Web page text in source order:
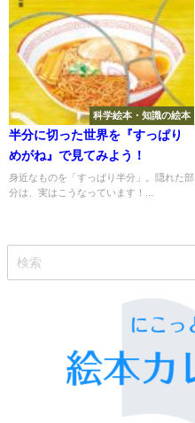
科学絵本・知識の絵本
半分に切った世界を『すっぱり
めがね』で見てみよう！
身近なものを「すっぱり半分」。隠れた部
分は、実はこうなっています！...